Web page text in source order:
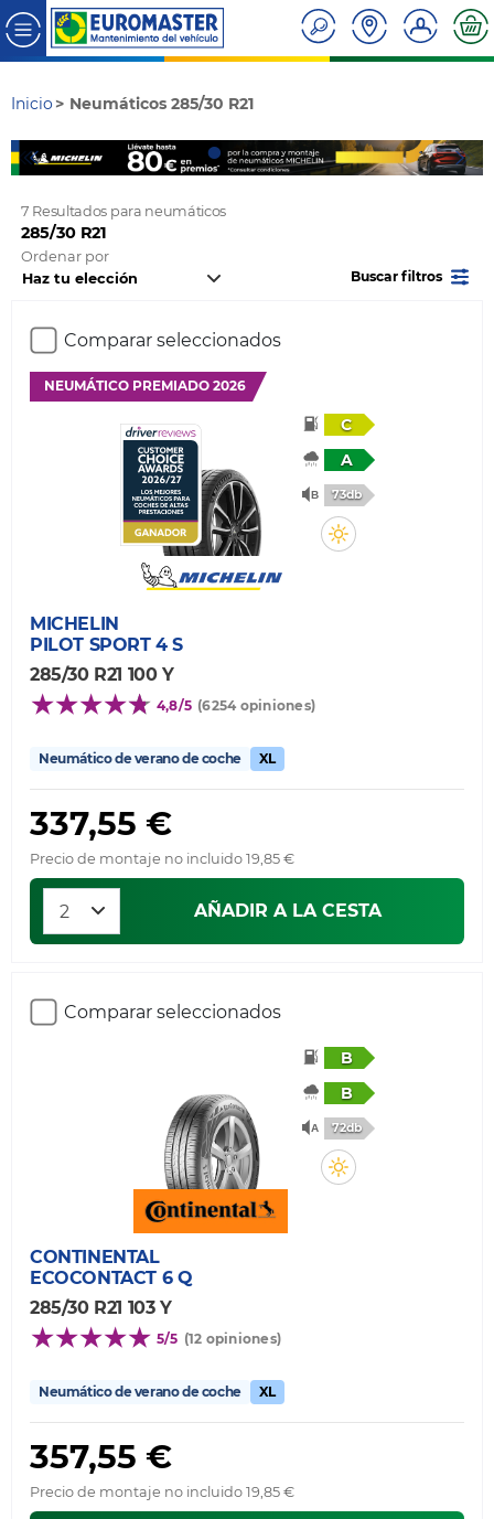
Inicio Neumáticos 285/30 R21
7 Resultados para neumáticos
285/30 R21
Ordenar por
Buscar filtros
Comparar seleccionados
NEUMÁTICO PREMIADO 2026
C
A
73db
MICHELIN
PILOT SPORT 4 S
285/30 R21 100 Y
4,8/5 (6254 opiniones)
Neumático de verano de coche XL
337,55 €
Precio de montaje no incluido 19,85 €
AÑADIR A LA CESTA
Comparar seleccionados
B
B
72db
CONTINENTAL
ECOCONTACT 6 Q
285/30 R21 103 Y
5/5 (12 opiniones)
Neumático de verano de coche XL
357,55 €
Precio de montaje no incluido 19,85 €